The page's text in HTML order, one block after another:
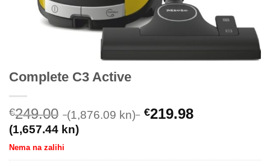
Complete C3 Active
€249.00 (1,876.09 kn) €219.98
(1,657.44 kn)
Nema na zalihi